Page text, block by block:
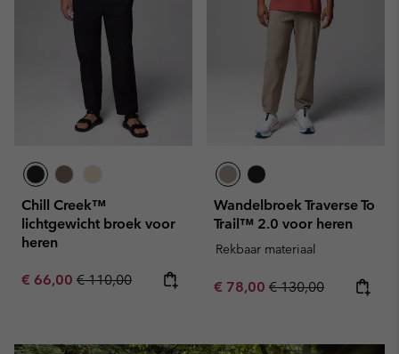
Chill Creek™
lichtgewicht broek voor
heren
Sale price:
€ 66,00 Regular price:
€ 110,00
Wandelbroek Traverse To
Trail™ 2.0 voor heren
Rekbaar materiaal
Sale price:
€ 78,00 Regular price:
€ 130,00